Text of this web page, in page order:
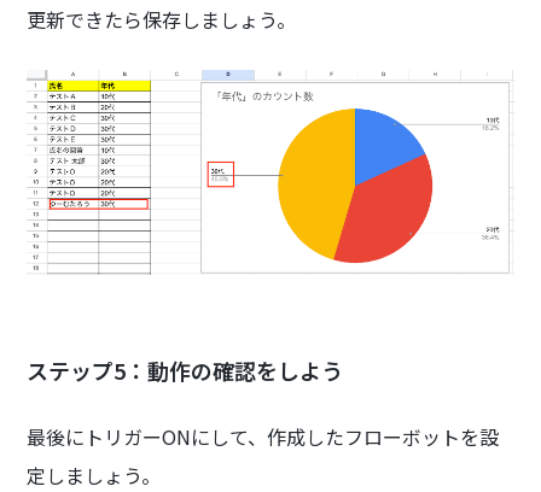
更新できたら保存しましょう。
ステップ5：動作の確認をしよう
最後にトリガーONにして、作成したフローボットを設
定しましょう。